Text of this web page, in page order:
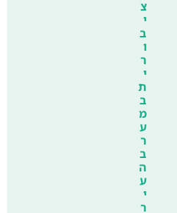
צ
י
ב
ו
ר
י
ת
ב
מ
ע
ר
ב
ה
ע
י
ר